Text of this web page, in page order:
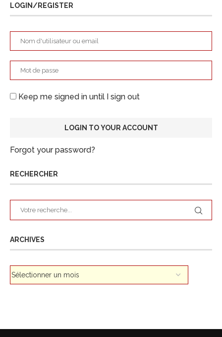
LOGIN/REGISTER
Keep me signed in until I sign out
Forgot your password?
RECHERCHER
ARCHIVES